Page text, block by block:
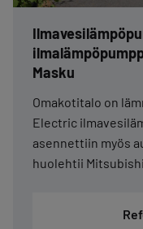
Masku
Omakotitalo on
Electric
asennettiin myös
huolehtii